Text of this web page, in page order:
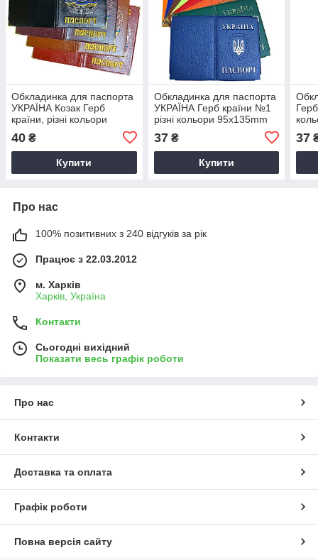
Обкладинка для паспорта
УКРАЇНА Козак Герб
країни, різні кольори
40 ₴
Купити
Обкладинка для паспорта
УКРАЇНА Герб країни №1
різні кольори 95х135mm
37₴
Купити
37
Про нас
100% позитивних з 240 відгуків за рік
Працює з 22.03.2012
м. Харків
Харків, Україна
Контакти
Сьогодні вихідний
Показати весь графік роботи
Про нас
Контакти
Доставка та оплата
Графік роботи
Повна версія сайту